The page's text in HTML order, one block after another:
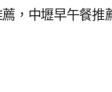
，中壢早午餐推